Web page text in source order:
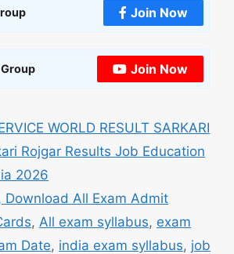
Join Now
Join Now
WORLD RESULT SARKARI
Rojgar Results Job Education
2026
Download All Exam Admit
, All exam syllabus, exam
Date, india exam syllabus, job